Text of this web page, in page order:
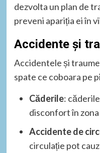
dezvolta un plan de
preveni apariția ei în
Accidente și
Accidentele și
spate ce coboara pe
Căderile:
disconfort în
Accidente de
circulație pot